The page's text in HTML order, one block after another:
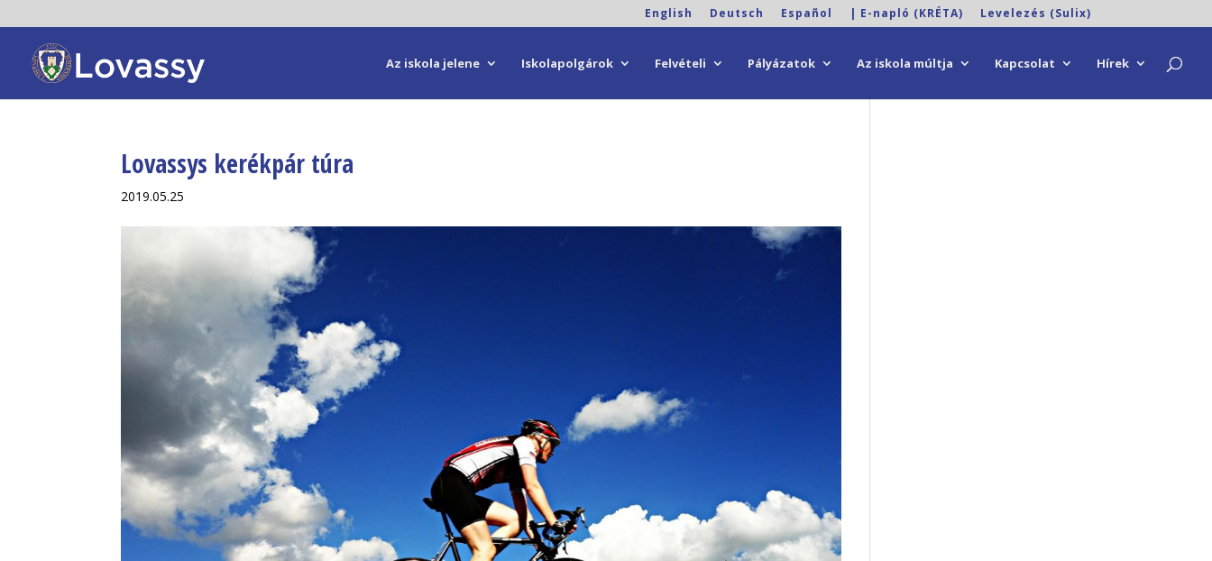
English Deutsch Español | E-napló (KRÉTA) Levelezés (Sulix)
Az iskola jelene Iskolapolgárok Felvételi Pályázatok Az iskola múltja Kapcsolat Hírek
Lovassys kerékpár túra
2019.05.25